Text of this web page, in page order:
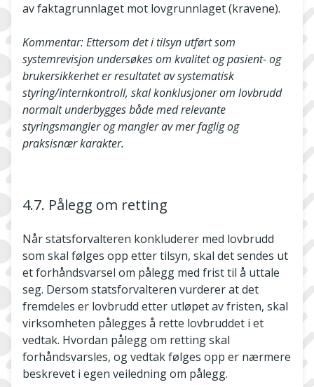
av faktagrunnlaget mot lovgrunnlaget (kravene).
Kommentar: Ettersom det i tilsyn utført som
systemrevisjon undersøkes om kvalitet og pasient- og
brukersikkerhet er resultatet av systematisk
styring/internkontroll, skalkonklusjoner om lovbrudd
normalt underbygges både med relevante
styringsmangler og mangler av mer faglig og
praksisnær karakter.
4.7. Pålegg om retting
Når statsforvalteren konkluderer med lovbrudd
som skal følges opp etter tilsyn, skal det sendes ut
et forhåndsvarsel om pålegg med frist til å uttale
seg. Dersom statsforvalteren vurderer at det
fremdeles er lovbrudd etter utløpet av fristen, skal
virksomheten pålegges å rette lovbruddet i et
vedtak. Hvordan pålegg om retting skal
forhåndsvarsles, og vedtak følges opp er nærmere
beskrevet i egen veiledning om pålegg.